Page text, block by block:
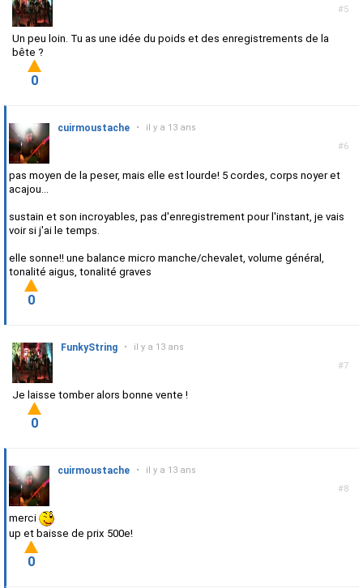
#5
Un peu loin. Tu as une idée du poids et des enregistrements de la
bête ?
0
#6
cuirmoustache • il y a 13 ans
pas moyen de la peser, mais elle est lourde! 5 cordes, corps noyer et
acajou...
sustain et son incroyables, pas d'enregistrement pour l'instant, je vais
voir si j'ai le temps.
elle sonne!! une balance micro manche/chevalet, volume général,
tonalité aigus, tonalité graves
0
#7
FunkyString • il y a 13 ans
Je laisse tomber alors bonne vente !
0
#8
cuirmoustache • il y a 13 ans
merci
up et baisse de prix 500e!
0